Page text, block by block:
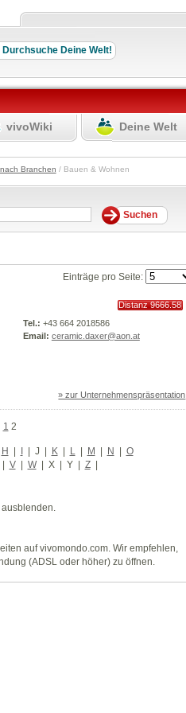
vivoWiki Deine Welt
Branchen / Bauen & Wohnen
Einträge pro Seite:
Distanz 9666.58
Tel.: +43 664 2018586
Email: ceramic.daxer@aon.at
» zur Unternehmenspräsentation
1 2
H | I | J | K | L | M | N | O
| V | W | X | Y | Z |
auf vivomondo.com. Wir empfehlen,
(ADSL oder höher) zu öffnen.